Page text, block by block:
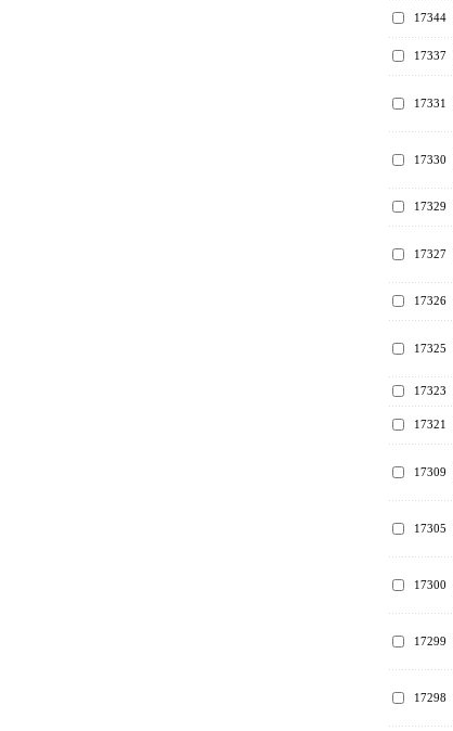
17344
17337
17331
17330
17329
17327
17326
17325
17323
17321
17309
17305
17300
17299
17298